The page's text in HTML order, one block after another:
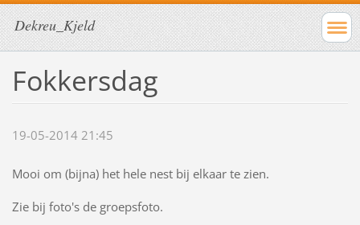
Dekreu_Kjeld
Fokkersdag
19-05-2014 21:45
Mooi om (bijna) het hele nest bij elkaar te zien.
Zie bij foto's de groepsfoto.